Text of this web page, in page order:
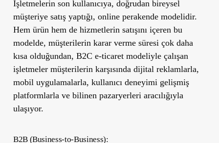
İşletmelerin son kullanıcıya, doğrudan bireysel
müşteriye satış yaptığı, online perakende modelidir.
Hem ürün hem de hizmetlerin satışını içeren bu
modelde, müşterilerin karar verme süresi çok daha
kısa olduğundan, B2C e-ticaret modeliyle çalışan
işletmeler müşterilerin karşısında dijital reklamlarla,
mobil uygulamalarla, kullanıcı deneyimi gelişmiş
platformlarla ve bilinen pazaryerleri aracılığıyla
ulaşıyor.
B2B (Business-to-Business):